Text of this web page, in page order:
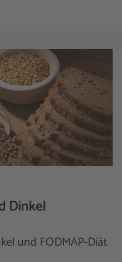
Dinkel
und FODMAP-Diät